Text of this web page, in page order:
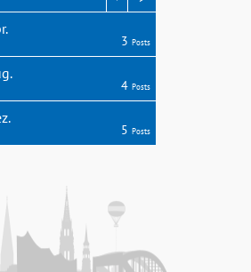
3 Posts
4 Posts
5 Posts